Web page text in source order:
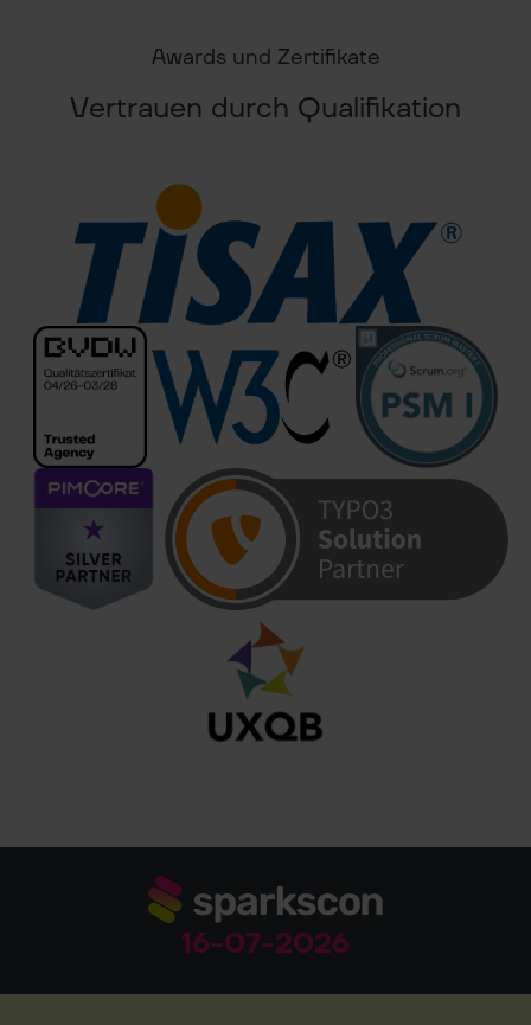
Awards und Zertifikate
Vertrauen durch Qualifikation
16-07-2026